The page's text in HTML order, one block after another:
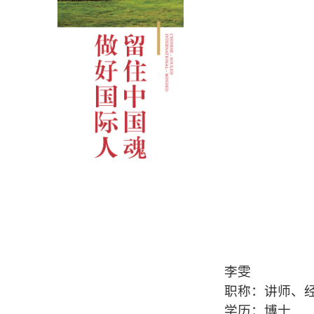
李雯
职称：讲师、
学历：博士